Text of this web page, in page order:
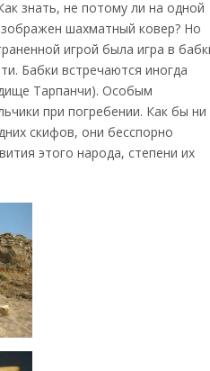
знать, не потому ли на одной
шахматный ковер? Но
игрой была игра в
Бабки встречаются иногда
Тарпанчи). Особым
при погребении. Как бы ни
скифов, они бесспорно
этого народа, степени их